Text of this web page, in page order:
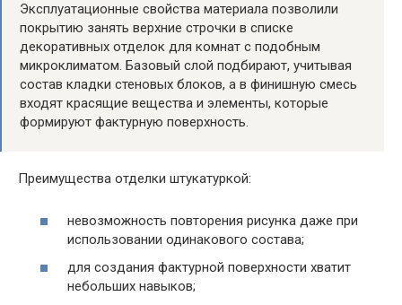
Эксплуатационные свойства материала позволили
покрытию занять верхние строчки в списке
декоративных отделок для комнат с подобным
микроклиматом. Базовый слой подбирают, учитывая
состав кладки стеновых блоков, а в финишную смесь
входят красящие вещества и элементы, которые
формируют фактурную поверхность.
Преимущества отделки штукатуркой:
невозможность повторения рисунка даже при
использовании одинакового состава;
для создания фактурной поверхности хватит
небольших навыков;